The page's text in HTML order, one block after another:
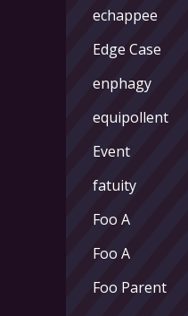
echappee
Edge Case
enphagy
equipollent
Event
fatuity
Foo A
Foo A
Foo Parent